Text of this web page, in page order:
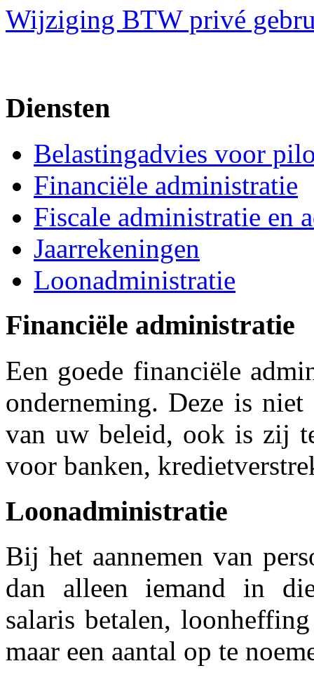
Wijziging BTW privé
Diensten
Belastingadvies voor
Financiële administratie
Fiscale administratie en
Jaarrekeningen
Loonadministratie
Financiële administratie
Een goede financiële
onderneming. Deze is
van uw beleid, ook is zij
voor banken,
Loonadministratie
Bij het aannemen van
dan alleen iemand in
salaris betalen,
maar een aantal op te